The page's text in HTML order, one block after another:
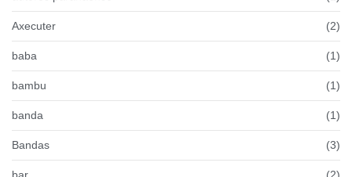
Axecuter (2)
baba (1)
bambu (1)
banda (1)
Bandas (3)
bar (2)